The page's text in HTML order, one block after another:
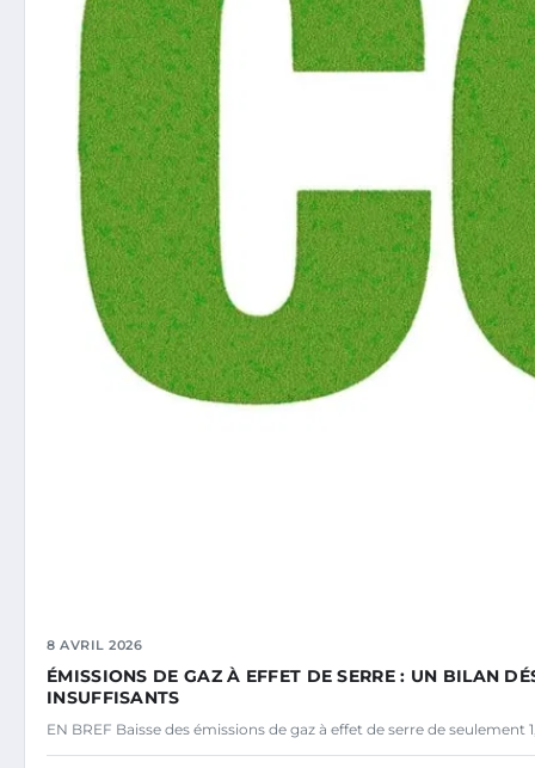
8 AVRIL 2026
ÉMISSIONS DE GAZ À EFFET DE SERRE : UN BILAN
INSUFFISANTS
EN BREF Baisse des émissions de gaz à effet de serre de seulement